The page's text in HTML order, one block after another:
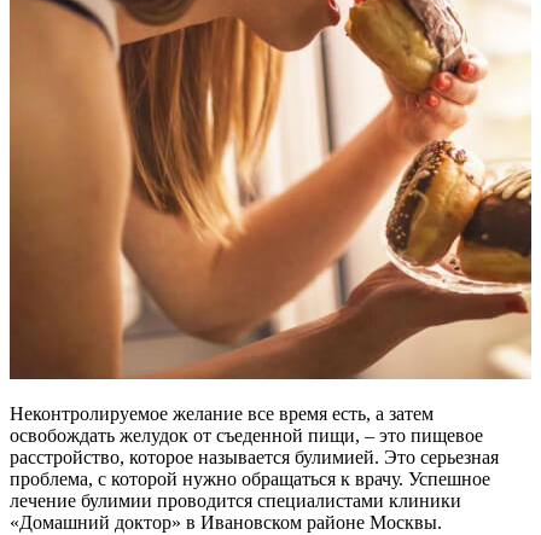
Неконтролируемое желание все время есть, а затем
освобождать желудок от съеденной пищи, – это пищевое
расстройство, которое называется булимией. Это серьезная
проблема, с которой нужно обращаться к врачу. Успешное
лечение булимии проводится специалистами клиники
«Домашний доктор» в Ивановском районе Москвы.